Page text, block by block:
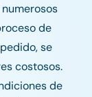
de
se
costosos.
de